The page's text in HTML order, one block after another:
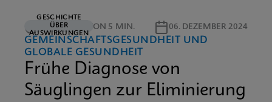
GESCHICHTE
ÜBER
AUSWIRKUNGEN
LESEDAUER VON 5 MIN. 06. DEZEMBER 2024
GEMEINSCHAFTSGESUNDHEIT UND
GLOBALE GESUNDHEIT
Frühe Diagnose von
Säuglingen zur Eliminierung